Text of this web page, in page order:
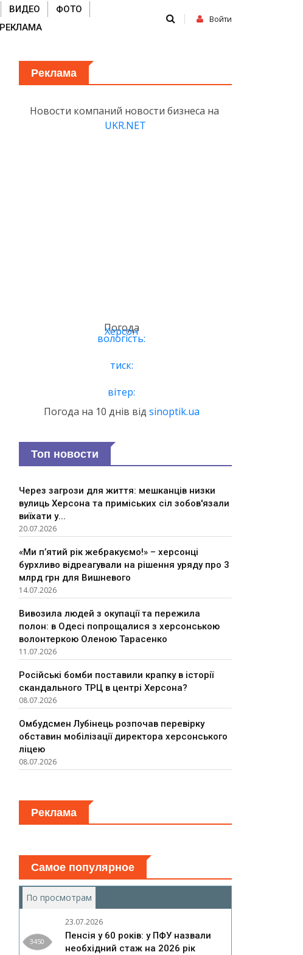
ВИДЕО
ФОТО
РЕКЛАМА
Войти
Реклама
Новости компаний новости бизнеса на
UKR.NET
Погода
Херсон
вологість:
тиск:
вітер:
Погода на 10 днів від sinoptik.ua
Топ новости
Через загрози для життя: мешканців низки
вулиць Херсона та приміських сіл зобов'язали
виїхати у...
20.07.2026
«Ми п’ятий рік жебракуємо!» – херсонці
бурхливо відреагували на рішення уряду про 3
млрд грн для Вишневого
14.07.2026
Вивозила людей з окупації та пережила
полон: в Одесі попрощалися з херсонською
волонтеркою Оленою Тарасенко
11.07.2026
Російські бомби поставили крапку в історії
скандального ТРЦ в центрі Херсона?
08.07.2026
Омбудсмен Лубінець розпочав перевірку
обставин мобілізації директора херсонського
ліцею
08.07.2026
Реклама
Самое популярное
По просмотрам
3450
23.07.2026
Пенсія у 60 років: у ПФУ назвали
необхідний стаж на 2026 рік